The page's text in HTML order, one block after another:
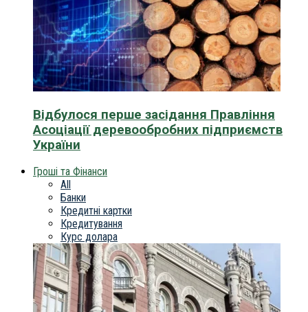
Відбулося перше засідання Правління
Асоціації деревообробних підприємств
України
Гроші та Фінанси
All
Банки
Кредитні картки
Кредитування
Курс долара